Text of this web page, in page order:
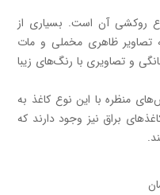
روکشی آن است. بسیاری از
تصاویر ظاهری مخملی و مات
و تصاویری با رنگ‌های زیبا
منظره با این نوع کاغذ به
براق نیز وجود دارند که